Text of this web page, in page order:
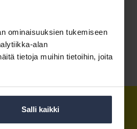
ominaisuuksien tukemiseen
alan
tietoja muihin tietoihin, joita
Salli kaikki